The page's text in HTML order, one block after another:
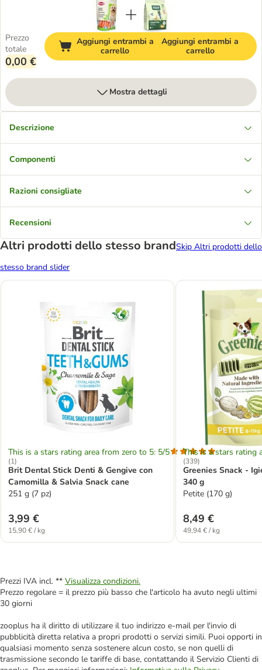
Prezzo
totale
0,00 €
Aggiungi entrambi a
carrello
Aggiungi entrambi a
carrello
Mostra dettagli
Descrizione
Componenti
Razioni consigliate
Recensioni
Altri prodotti dello stesso brandSkip Altri prodotti dello
stesso brand slider
This is a stars rating area from zero to 5: 5/5
(1)
Brit Dental Stick Denti & Gengive con
Camomilla & Salvia Snack cane
251 g (7 pz)
3,99 €
15,90 € / kg
This is a stars rating
(339)
Greenies Snack -
340 g
Petite (170 g)
8,49 €
49,94 € / kg
Prezzi IVA incl. ** Visualizza condizioni.
Prezzo regolare = il prezzo più basso che l'articolo ha avuto negli ultimi
30 giorni
zooplus ha il diritto di utilizzare il tuo indirizzo e-mail per l'invio di
pubblicità diretta relativa a propri prodotti o servizi simili. Puoi opporti in
qualsiasi momento senza sostenere alcun costo, se non quelli di
trasmissione secondo le tariffe di base, contattando il Servizio Clienti di